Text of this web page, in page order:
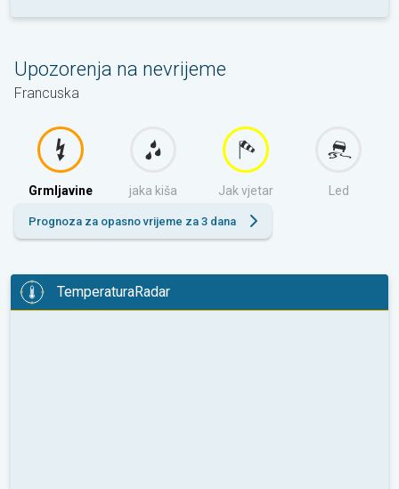
Upozorenja na nevrijeme
Francuska
Grmljavine jaka kiša Jak vjetar Led
Prognoza za opasno vrijeme za 3 dana
TemperaturaRadar